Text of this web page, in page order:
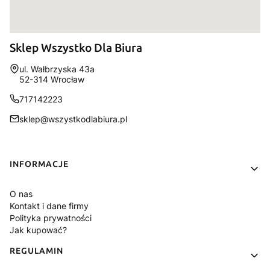
Sklep Wszystko Dla Biura
Adres:
ul. Wałbrzyska 43a
52-314 Wrocław
717142223
sklep@wszystkodlabiura.pl
Linki w stopce
INFORMACJE
O nas
Kontakt i dane firmy
Polityka prywatności
Jak kupować?
REGULAMIN